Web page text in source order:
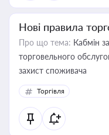
Нові правила
Про що тема: Кабмін
торговельного
захист споживача
Торгівля